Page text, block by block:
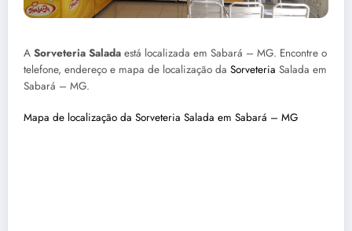
A Sorveteria Salada está localizada em Sabará – MG. Encontre o
telefone, endereço e mapa de localização da Sorveteria Salada em
Sabará – MG.
Mapa de localização da Sorveteria Salada em Sabará – MG